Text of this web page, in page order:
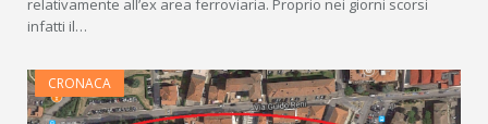
relativamente all’ex area ferroviaria. Proprio nei giorni scorsi
infatti il…
CRONACA